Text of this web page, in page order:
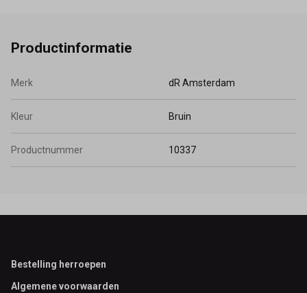
Productinformatie
Merk dR Amsterdam
Kleur Bruin
Productnummer 10337
Footer
Bestelling herroepen
Algemene voorwaarden